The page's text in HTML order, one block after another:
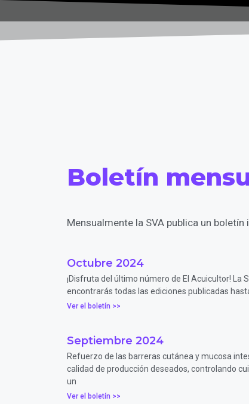
Boletín
Mensualmente la SVA publica un
Octubre 2024
¡Disfruta del último número de El Acuicultor!
encontrarás todas las ediciones publicadas
Ver el boletín >>
Septiembre 2024
Refuerzo de las barreras cutánea y mucosa
calidad de producción deseados, controlando
un
Ver el boletín >>